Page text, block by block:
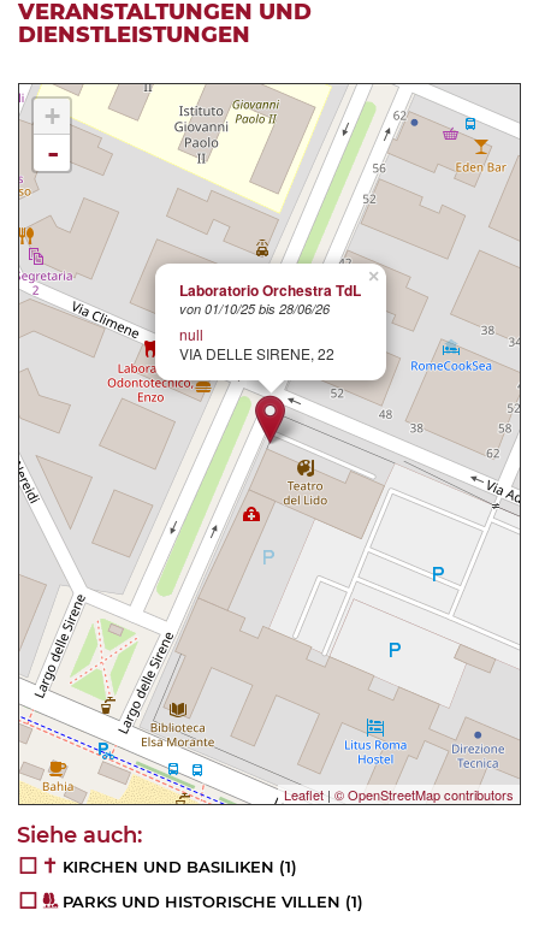
VERANSTALTUNGEN UND
DIENSTLEISTUNGEN
×
Laboratorio Orchestra TdL
von 01/10/25 bis 28/06/26
null
VIA DELLE SIRENE, 22
+
-
Leaflet | © OpenStreetMap contributors
KIRCHEN UND BASILIKEN (1)
PARKS UND HISTORISCHE VILLEN (1)